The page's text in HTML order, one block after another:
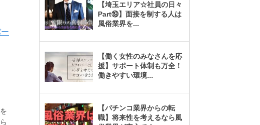
【埼玉エリア☆社員の日々
Part⑲】面接を制する人は
風俗業界を...
【働く女性のみなさんを応
援】サポート体制も万全！
働きやすい環境...
【パチンコ業界からの転
職】将来性を考えるなら風